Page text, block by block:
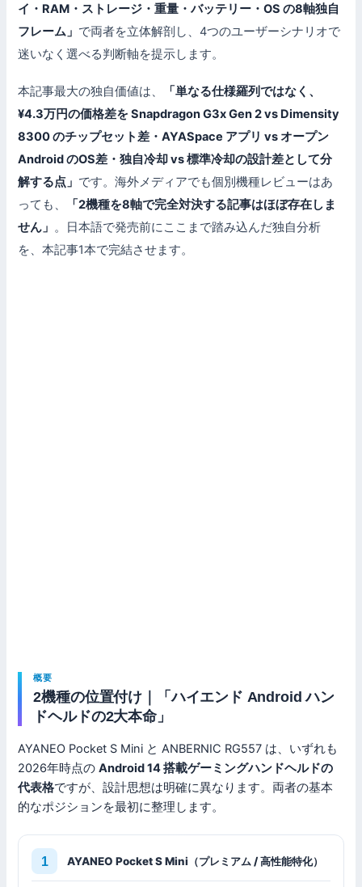
イ・RAM・ストレージ・重量・バッテリー・OS の8軸独自
フレーム」 で両者を立体解剖し、4つのユーザーシナリオで
迷いなく選べる判断軸を提示します。
本記事最大の独自価値は、
「単なる仕様羅列ではなく、
¥4.3万円の価格差を Snapdragon G3x Gen 2 vs Dimensity
8300 のチップセット差・AYASpace アプリ vs オープン
Android のOS差・独自冷却 vs 標準冷却の設計差として分
解する点」 です。海外メディアでも個別機種レビューはあ
っても、
「2機種を8軸で完全対決する記事はほぼ存在しま
せん」 。日本語で発売前にここまで踏み込んだ独自分析
を、本記事1本で完結させます。
概要
2機種の位置付け｜「ハイエンド Android ハン
ドヘルドの2大本命」
AYANEO Pocket S Mini と ANBERNIC RG557 は、いずれも
2026年時点のAndroid 14 搭載ゲーミングハンドヘルドの
代表格ですが、設計思想は明確に異なります。両者の基本
的なポジションを最初に整理します。
AYANEO Pocket S Mini（プレミアム / 高性能特化）